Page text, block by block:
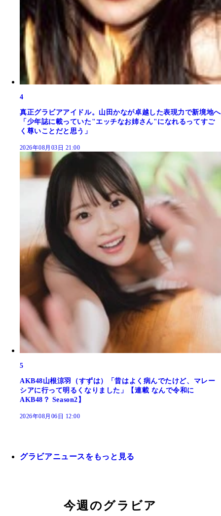
4
真正グラビアアイドル。山田かなが卓越した表現力で新境地へ
「少年誌に載っていた"エッチなお姉さん"になれるってすご
く尊いことだと思う」
2026年08月03日 21:00
5
AKB48山根涼羽（すずは）「昔はよく病んでたけど、マレー
シアに行って明るくなりました」【連載 なんで令和に
AKB48？ Season2】
2026年08月06日 12:00
グラビアニュースをもっと見る
今週のグラビア